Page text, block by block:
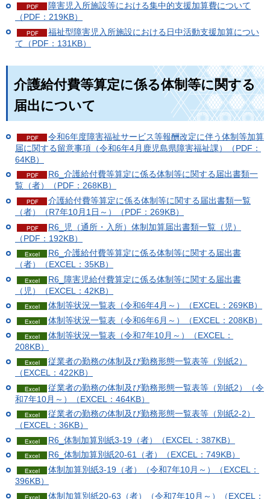
障害児入所施設等における集中的支援加算費について
（PDF：219KB）
福祉型障害児入所施設における日中活動支援加算につい
て（PDF：131KB）
介護給付費等算定に係る体制等に関する
届出について
令和6年度障害福祉サービス等報酬改定に伴う体制等加算
届に関する留意事項（令和6年4月鹿児島県障害福祉課）（PDF：
64KB）
R6_介護給付費等算定に係る体制等に関する届出書類一
覧（者）（PDF：268KB）
介護給付費等算定に係る体制等に関する届出書類一覧
（者）（R7年10月1日～）（PDF：269KB）
R6_児（通所・入所）体制加算届出書類一覧（児）
（PDF：192KB）
R6_介護給付費等算定に係る体制等に関する届出書
（者）（EXCEL：35KB）
R6_障害児給付費算定に係る体制等に関する届出書
（児）（EXCEL：42KB）
体制等状況一覧表（令和6年4月～）（EXCEL：269KB）
体制等状況一覧表（令和6年6月～）（EXCEL：208KB）
体制等状況一覧表（令和7年10月～）（EXCEL：
208KB）
従業者の勤務の体制及び勤務形態一覧表等（別紙2）
（EXCEL：422KB）
従業者の勤務の体制及び勤務形態一覧表等（別紙2）（令
和7年10月～）（EXCEL：464KB）
従業者の勤務の体制及び勤務形態一覧表等（別紙2-2）
（EXCEL：36KB）
R6_体制加算別紙3-19（者）（EXCEL：387KB）
R6_体制加算別紙20-61（者）（EXCEL：749KB）
体制加算別紙3-19（者）（令和7年10月～）（EXCEL：
396KB）
体制加算別紙20-63（者）（令和7年10月～）（EXCEL：